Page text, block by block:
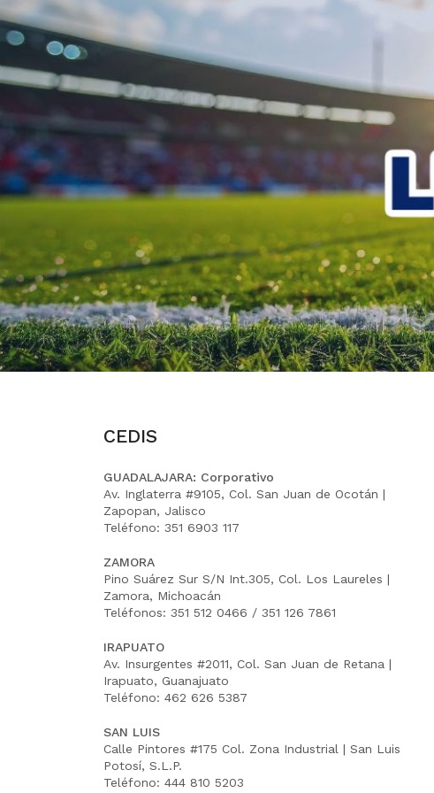
CEDIS
GUADALAJARA: Corporativo
Av. Inglaterra #9105, Col. San Juan de Ocotán |
Zapopan, Jalisco
Teléfono: 351 6903 117
ZAMORA
Pino Suárez Sur S/N Int.305, Col. Los Laureles |
Zamora, Michoacán
Teléfonos: 351 512 0466 / 351 126 7861
IRAPUATO
Av. Insurgentes #2011, Col. San Juan de Retana |
Irapuato, Guanajuato
Teléfono: 462 626 5387
SAN LUIS
Calle Pintores #175 Col. Zona Industrial | San Luis
Potosí, S.L.P.
Teléfono: 444 810 5203